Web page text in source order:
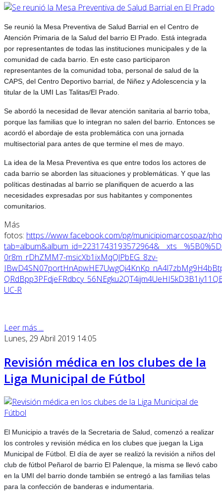
Se reunió la Mesa Preventiva de Salud Barrial en el Centro de
Atención Primaria de la Salud del barrio El Prado. Está integrada
por representantes de todas las instituciones municipales y de la
comunidad de cada barrio. En este caso participaron
representantes de la comunidad toba, personal de salud de la
CAPS, del Centro Deportivo barrial, de Niñez y Adolescencia y la
titular de la UMI Las Talitas/El Prado.
Se abordó la necesidad de llevar atención sanitaria al barrio toba,
porque las familias que lo integran no salen del barrio. Entonces se
acordó el abordaje de esta problemática con una jornada
multisectorial para antes de que termine el mes de mayo.
La idea de la Mesa Preventiva es que entre todos los actores de
cada barrio se aborden las situaciones y problemáticas. Y que las
políticas destinadas al barrio se planifiquen de acuerdo a las
necesidades expresadas por sus habitantes y componentes
comunitarios.
Más
fotos: https://www.facebook.com/pg/municipiomarcospaz/
0r8m_rDhZMM7-msicXb1ixMqQlPbEG_8zv-
UC-R
Leer más ...
Lunes, 29 Abril 2019 14:05
Revisión médica en los clubes de la
Liga Municipal de Fútbol
El Municipio a través de la Secretaria de Salud, comenzó a realizar
los controles y revisión médica en los clubes que juegan la Liga
Municipal de Fútbol. El día de ayer se realizó la revisión a niños del
club de fútbol Peñarol de barrio El Palenque, la misma se llevó cabo
en la UMI del barrio donde también se entregó a las familias telas
para la confección de banderas e indumentaria.